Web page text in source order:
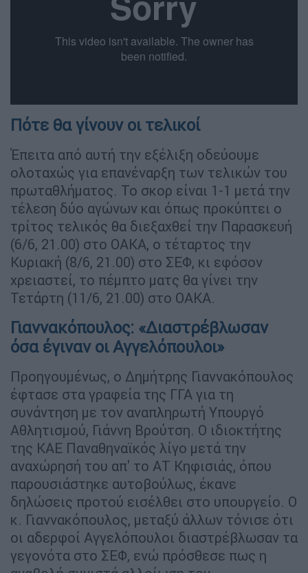
Πότε θα γίνουν οι τελικοί
Έπειτα από αυτή την εξέλιξη οδεύουμε
ολοταχώς για επανέναρξη των τελικών του
πρωταθλήματος. Το σκορ είναι 1-1 μετά την
τέλεση δύο αγώνων και όπως προκύπτει ο
τρίτος τελικός θα διεξαχθεί την Παρασκευή
(6/6, 21.00) στο ΟΑΚΑ, ο τέταρτος την
Κυριακή (8/6, 21.00) στο ΣΕΦ, κι εφόσον
χρειαστεί, το πέμπτο ματς θα γίνει την
Τετάρτη (11/6, 21.00) στο ΟΑΚΑ.
Γιαννακόπουλος: «Διαστρέβλωσαν
όσα έγιναν οι Αγγελόπουλοι»
Προηγουμένως, ο Δημήτρης Γιαννακόπουλος
έφτασε στα γραφεία της ΓΓΑ για τη
συνάντηση με τον αναπληρωτή Υπουργό
Αθλητισμού, Γιάννη Βρούτση. Ο ιδιοκτήτης
της ΚΑΕ Παναθηναϊκός λίγο μετά την
αναχώρησή του απ' το ΑΤ Κηφισιάς, όπου
παρουσιάστηκε αυτοβούλως, έκανε
δηλώσεις προτού εισέλθει στο υπουργείο. Ο
κ. Γιαννακόπουλος, μεταξύ άλλων τόνισε ότι
οι αδερφοί Αγγελόπουλοι διαστρέβλωσαν τα
γεγονότα στο ΣΕΦ, ενώ πρόσθεσε πως η